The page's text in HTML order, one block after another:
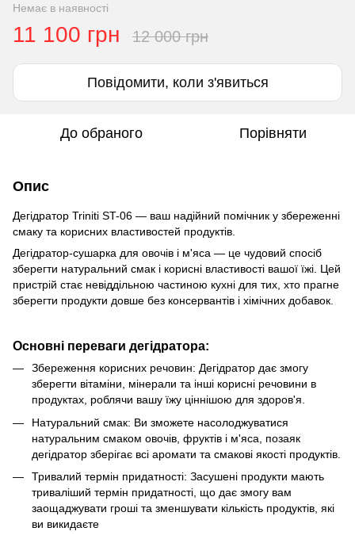
Немає в наявності
11 100 грн 12 000 грн
Повідомити, коли з'явиться
До обраного Порівняти
Опис
Дегідратор Triniti ST-06 — ваш надійний помічник у збереженні
смаку та корисних властивостей продуктів.
Дегідратор-сушарка для овочів і м'яса — це чудовий спосіб
зберегти натуральний смак і корисні властивості вашої їжі. Цей
пристрій стає невіддільною частиною кухні для тих, хто прагне
зберегти продукти довше без консервантів і хімічних добавок.
Основні переваги дегідратора:
Збереження корисних речовин: Дегідратор дає змогу
зберегти вітаміни, мінерали та інші корисні речовини в
продуктах, роблячи вашу їжу ціннішою для здоров'я.
Натуральний смак: Ви зможете насолоджуватися
натуральним смаком овочів, фруктів і м'яса, позаяк
дегідратор зберігає всі аромати та смакові якості продуктів.
Тривалий термін придатності: Засушені продукти мають
триваліший термін придатності, що дає змогу вам
заощаджувати гроші та зменшувати кількість продуктів, які
ви викидаєте